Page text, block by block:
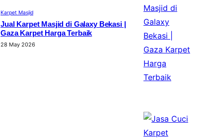
Karpet Masjid
Jual Karpet Masjid di Galaxy Bekasi |
Gaza Karpet Harga Terbaik
28 May 2026